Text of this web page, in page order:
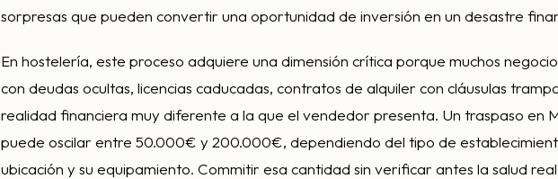
sorpresas que pueden convertir una oportunidad de inversión en un desastre
En hostelería, este proceso adquiere una dimensión crítica porque muchos
con deudas ocultas, licencias caducadas, contratos de alquiler con cláusulas
realidad financiera muy diferente a la que el vendedor presenta. Un traspaso en
puede oscilar entre 50.000€ y 200.000€, dependiendo del tipo de
ubicación y su equipamiento. Commitir esa cantidad sin verificar antes la salud